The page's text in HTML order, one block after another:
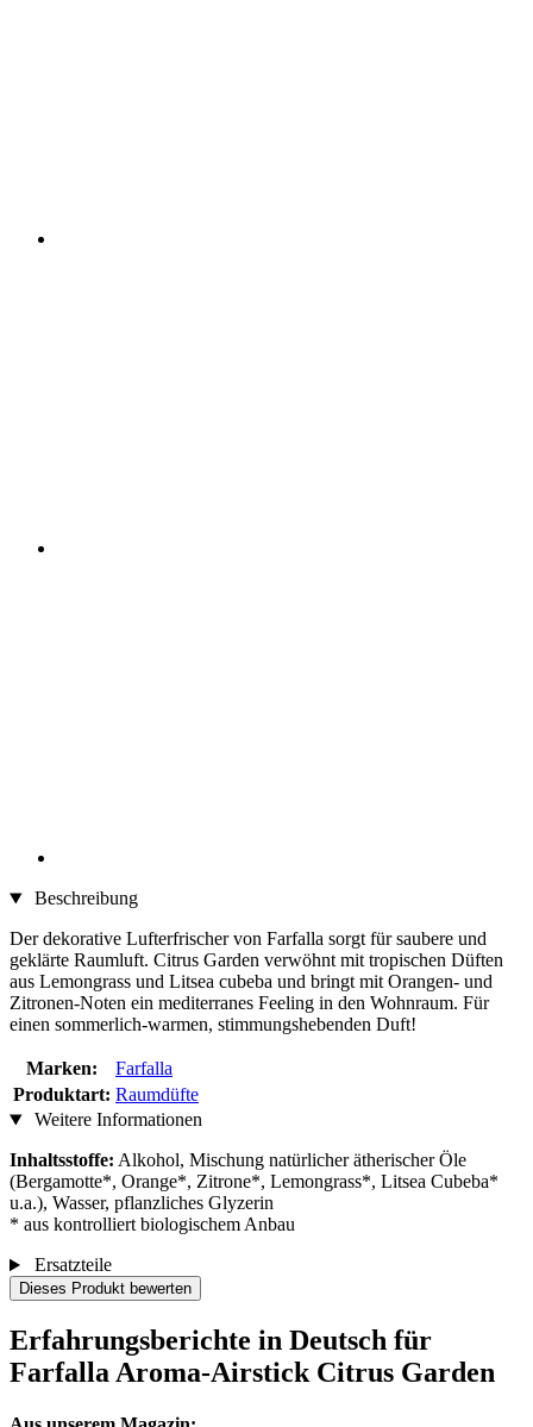
Beschreibung
Der dekorative Lufterfrischer von Farfalla sorgt für saubere und
geklärte Raumluft. Citrus Garden verwöhnt mit tropischen Düften
aus Lemongrass und Litsea cubeba und bringt mit Orangen- und
Zitronen-Noten ein mediterranes Feeling in den Wohnraum. Für
einen sommerlich-warmen, stimmungshebenden Duft!
Marken:
Farfalla
Produktart: Raumdüfte
Weitere Informationen
Inhaltsstoffe: Alkohol, Mischung natürlicher ätherischer Öle
(Bergamotte*, Orange*, Zitrone*, Lemongrass*, Litsea Cubeba*
u.a.), Wasser, pflanzliches Glyzerin
* aus kontrolliert biologischem Anbau
Ersatzteile
Dieses Produkt bewerten
Erfahrungsberichte in Deutsch für
Farfalla Aroma-Airstick Citrus Garden